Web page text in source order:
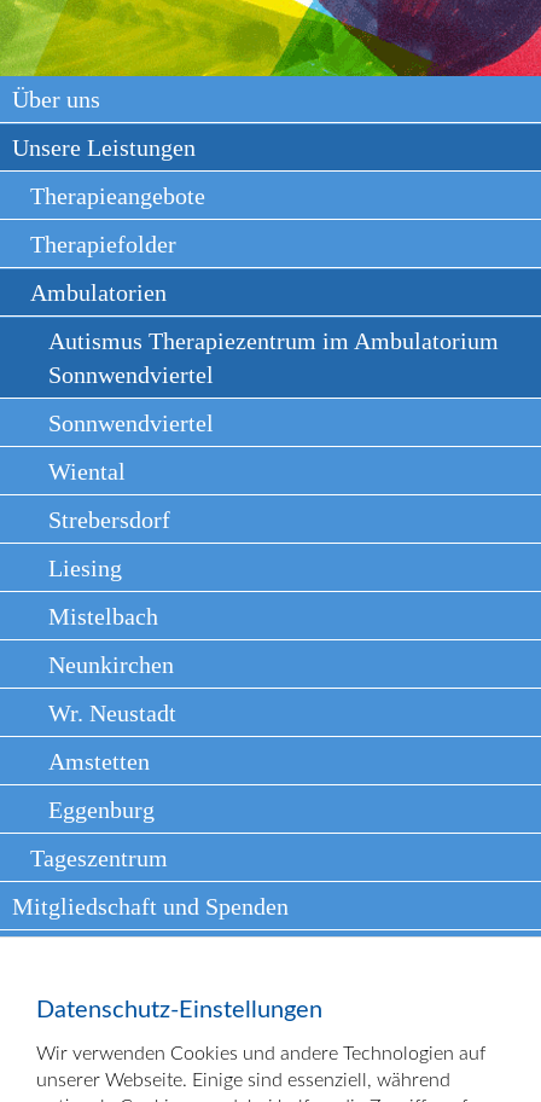
Über uns
Unsere Leistungen
Therapieangebote
Therapiefolder
Ambulatorien
Autismus Therapiezentrum im Ambulatorium
Sonnwendviertel
Sonnwendviertel
Wiental
Strebersdorf
Liesing
Mistelbach
Neunkirchen
Wr. Neustadt
Amstetten
Eggenburg
Tageszentrum
Mitgliedschaft und Spenden
Presse
Kontakt
Datenschutz-Einstellungen
Wir verwenden Cookies und andere Technologien auf
unserer Webseite. Einige sind essenziell, während